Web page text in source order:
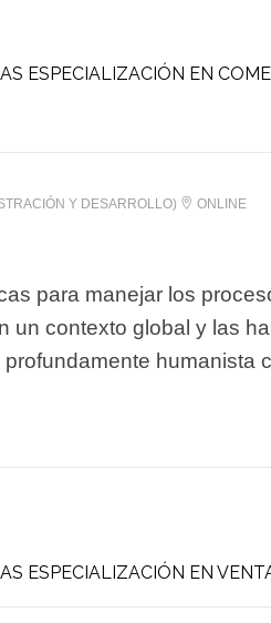
ESPECIALIZACIÓN EN
Y DESARROLLO)
ONLINE
para manejar los
un contexto global y las
humanista
ESPECIALIZACIÓN EN